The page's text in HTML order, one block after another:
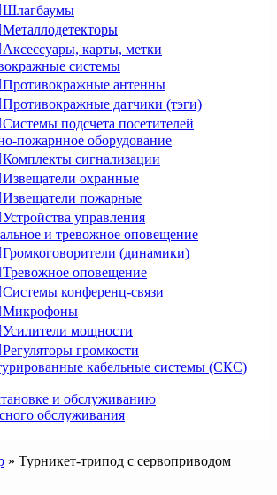
Шлагбаумы
Металлодетекторы
Аксессуары, карты, метки
системы
Противокражные антенны
Противокражные датчики (тэги)
Системы подсчета посетителей
пожарнное оборудование
Комплекты сигнализации
Извещатели охранные
Извещатели пожарные
Устройства управления
и тревожное оповещение
Громкоговорители (динамики)
Тревожное оповещение
Системы конференц-связи
Микрофоны
Усилители мощности
Регуляторы громкости
кабельные системы (СКС)
и обслуживанию
обслуживания
» Турникет-трипод с сервоприводом